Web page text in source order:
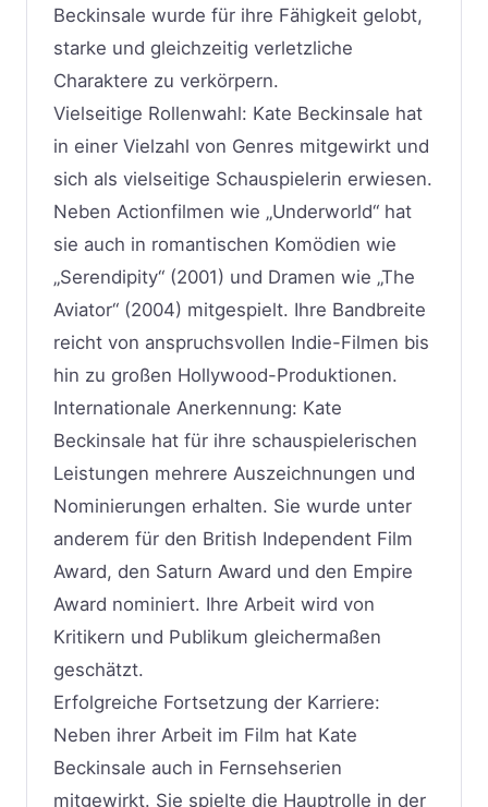
Beckinsale wurde für ihre Fähigkeit gelobt,
starke und gleichzeitig verletzliche
Charaktere zu verkörpern.
Vielseitige Rollenwahl: Kate Beckinsale hat
in einer Vielzahl von Genres mitgewirkt und
sich als vielseitige Schauspielerin erwiesen.
Neben Actionfilmen wie „Underworld“ hat
sie auch in romantischen Komödien wie
„Serendipity“ (2001) und Dramen wie „The
Aviator“ (2004) mitgespielt. Ihre Bandbreite
reicht von anspruchsvollen Indie-Filmen bis
hin zu großen Hollywood-Produktionen.
Internationale Anerkennung: Kate
Beckinsale hat für ihre schauspielerischen
Leistungen mehrere Auszeichnungen und
Nominierungen erhalten. Sie wurde unter
anderem für den British Independent Film
Award, den Saturn Award und den Empire
Award nominiert. Ihre Arbeit wird von
Kritikern und Publikum gleichermaßen
geschätzt.
Erfolgreiche Fortsetzung der Karriere:
Neben ihrer Arbeit im Film hat Kate
Beckinsale auch in Fernsehserien
mitgewirkt. Sie spielte die Hauptrolle in der